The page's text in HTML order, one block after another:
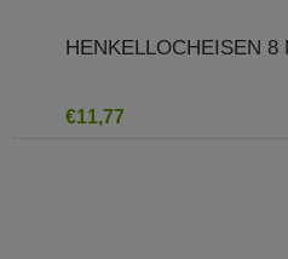
HENKELLOCHEISEN 8
€11,77